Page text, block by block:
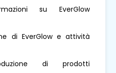
su EverGlow
di EverGlow e attività
di prodotti